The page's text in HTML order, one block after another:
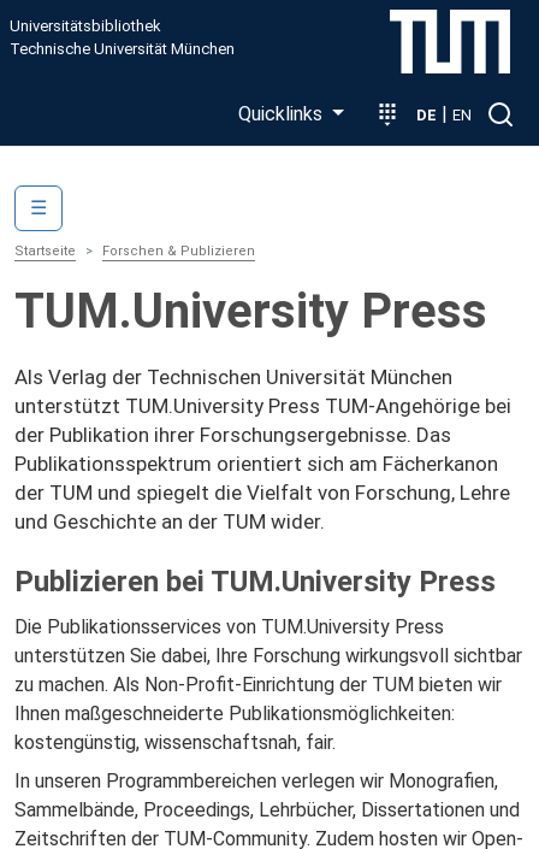
Direkt zum Inhalt
Universitätsbibliothek
Technische Universität München
Quicklinks DE | EN
Startseite Forschen & Publizieren
TUM.University Press
Als Verlag der Technischen Universität München
unterstützt TUM.University Press TUM-Angehörige bei
der Publikation ihrer Forschungsergebnisse. Das
Publikationsspektrum orientiert sich am Fächerkanon
der TUM und spiegelt die Vielfalt von Forschung, Lehre
und Geschichte an der TUM wider.
Publizieren bei TUM.University Press
Die Publikationsservices von TUM.University Press
unterstützen Sie dabei, Ihre Forschung wirkungsvoll sichtbar
zu machen. Als Non-Profit-Einrichtung der TUM bieten wir
Ihnen maßgeschneiderte Publikationsmöglichkeiten:
kostengünstig, wissenschaftsnah, fair.
In unseren Programmbereichen verlegen wir Monografien,
Sammelbände, Proceedings, Lehrbücher, Dissertationen und
Zeitschriften der TUM-Community. Zudem hosten wir Open-
☰